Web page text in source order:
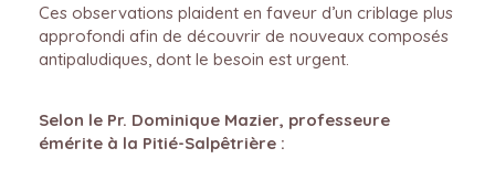
Ces observations plaident en faveur d’un criblage plus
approfondi afin de découvrir de nouveaux composés
antipaludiques, dont le besoin est urgent.
Selon le Pr. Dominique Mazier, professeure
émérite à la Pitié-Salpêtrière :